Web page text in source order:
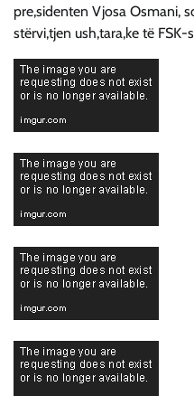
pre,sidenten Vjosa Osmani,
stërvi,tjen ush,tara,ke të FSK-